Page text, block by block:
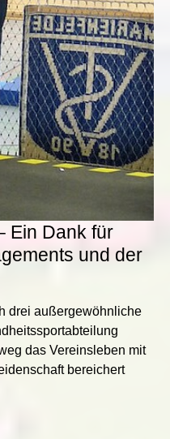
Ein Dank für
und der
drei außergewöhnliche
das Vereinsleben mit
bereichert